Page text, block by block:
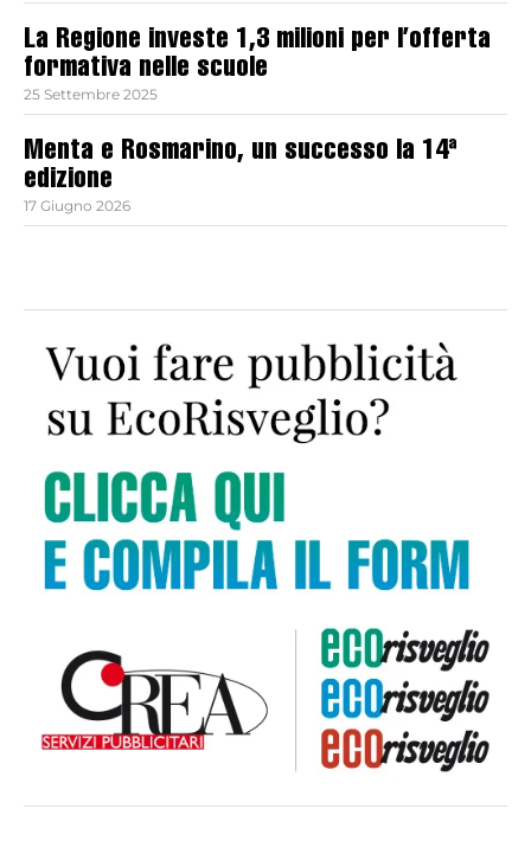
La Regione investe 1,3 milioni per l’offerta
formativa nelle scuole
25 Settembre 2025
Menta e Rosmarino, un successo la 14ª
edizione
17 Giugno 2026